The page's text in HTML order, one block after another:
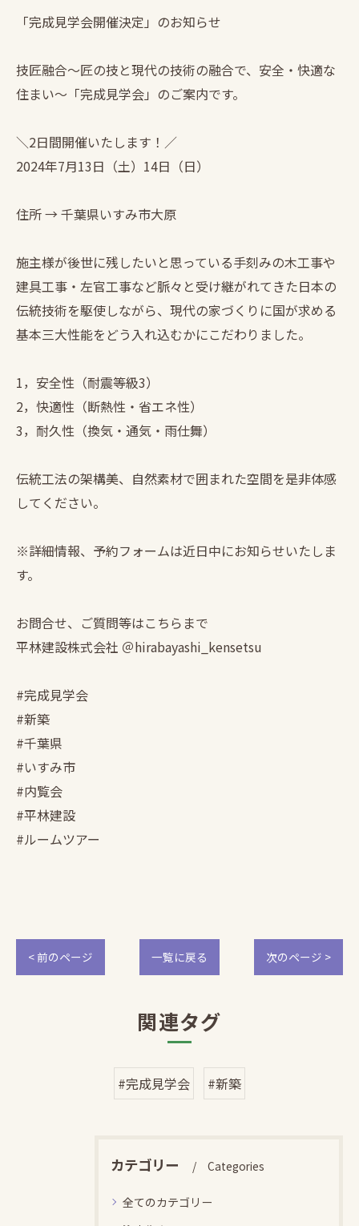
「完成見学会開催決定」のお知らせ
技匠融合〜匠の技と現代の技術の融合で、安全・快適な
住まい〜「完成見学会」のご案内です。
＼2日間開催いたします！／
2024年7月13日（土）14日（日）
住所 → 千葉県いすみ市大原
施主様が後世に残したいと思っている手刻みの木工事や
建具工事・左官工事など脈々と受け継がれてきた日本の
伝統技術を駆使しながら、現代の家づくりに国が求める
基本三大性能をどう入れ込むかにこだわりました。
1，安全性（耐震等級3）
2，快適性（断熱性・省エネ性）
3，耐久性（換気・通気・雨仕舞）
伝統工法の架構美、自然素材で囲まれた空間を是非体感
してください。
※詳細情報、予約フォームは近日中にお知らせいたしま
す。
お問合せ、ご質問等はこちらまで
平林建設株式会社 ＠hirabayashi_kensetsu
#完成見学会
#新築
#千葉県
#いすみ市
#内覧会
#平林建設
#ルームツアー
< 前のページ 一覧に戻る 次のページ >
関連タグ
#完成見学会 #新築
カテゴリー Categories
全てのカテゴリー